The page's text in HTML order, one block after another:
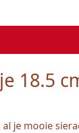
18.5
je mooie